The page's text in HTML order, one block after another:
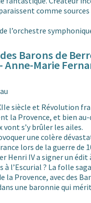
comme
l’orchestre
Barons de
Marie
siècle et Révolution
la Provence, et bien
vont s’y brûler les ailes.
une colère
lors de la guerre de
Henri IV a signer un édit
l’Escurial ? La folle
la Provence, avec des
une baronnie qui